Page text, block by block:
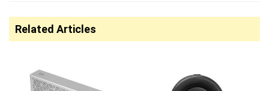
Related Articles